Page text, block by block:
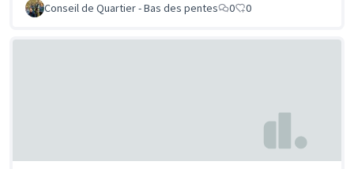
Conseil de Quartier - Bas des pentes 0 0